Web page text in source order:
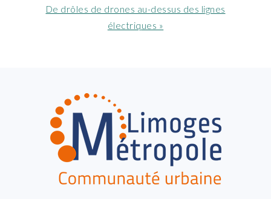
Article
De drôles de drones au-dessus des lignes
électriques »